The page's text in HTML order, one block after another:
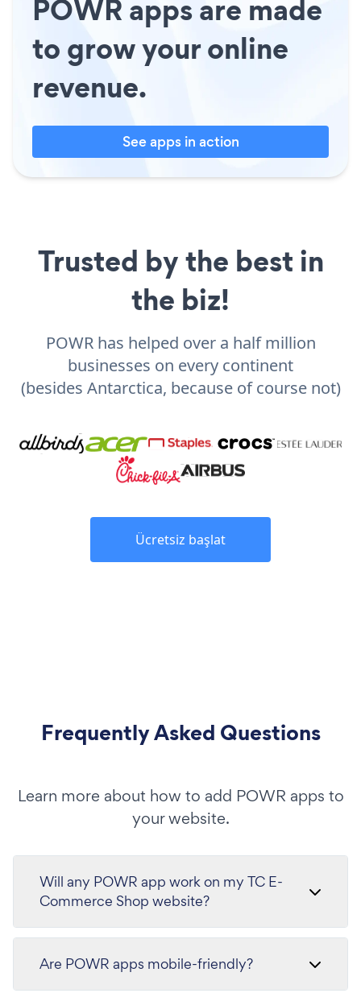
POWR apps are made
to grow your online
revenue.
See apps in action
Trusted by the best in
the biz!
POWR has helped over a half million
businesses on every continent
(besides Antarctica, because of course not)
Ücretsiz başlat
Frequently Asked Questions
Learn more about how to add POWR apps to
your website.
Will any POWR app work on my TC E-
Commerce Shop website?
Are POWR apps mobile-friendly?